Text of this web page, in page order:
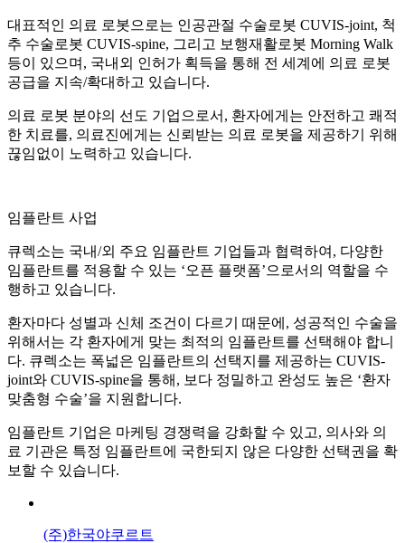
대표적인 의료 로봇으로는 인공관절 수술로봇 CUVIS-joint, 척
추 수술로봇 CUVIS-spine, 그리고 보행재활로봇 Morning Walk
등이 있으며, 국내외 인허가 획득을 통해 전 세계에 의료 로봇
공급을 지속/확대하고 있습니다.
의료 로봇 분야의 선도 기업으로서, 환자에게는 안전하고 쾌적
한 치료를, 의료진에게는 신뢰받는 의료 로봇을 제공하기 위해
끊임없이 노력하고 있습니다.
임플란트 사업
큐렉소는 국내/외 주요 임플란트 기업들과 협력하여, 다양한
임플란트를 적용할 수 있는 ‘오픈 플랫폼’으로서의 역할을 수
행하고 있습니다.
환자마다 성별과 신체 조건이 다르기 때문에, 성공적인 수술을
위해서는 각 환자에게 맞는 최적의 임플란트를 선택해야 합니
다. 큐렉소는 폭넓은 임플란트의 선택지를 제공하는 CUVIS-
joint와 CUVIS-spine을 통해, 보다 정밀하고 완성도 높은 ‘환자
맞춤형 수술’을 지원합니다.
임플란트 기업은 마케팅 경쟁력을 강화할 수 있고, 의사와 의
료 기관은 특정 임플란트에 국한되지 않은 다양한 선택권을 확
보할 수 있습니다.
(주)한국야쿠르트